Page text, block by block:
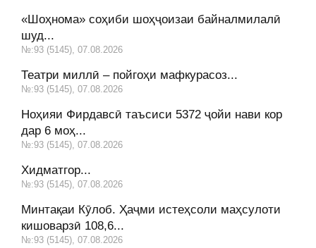
«Шоҳнома» соҳиби шоҳҷоизаи байналмилалӣ
шуд...
№:93 (5145), 07.08.2026
Театри миллӣ – пойгоҳи мафкурасоз...
№:93 (5145), 07.08.2026
Ноҳияи Фирдавсӣ таъсиси 5372 ҷойи нави кор
дар 6 моҳ...
№:93 (5145), 07.08.2026
Хидматгор...
№:93 (5145), 07.08.2026
Минтақаи Кӯлоб. Ҳаҷми истеҳсоли маҳсулоти
кишоварзӣ 108,6...
№:93 (5145), 07.08.2026